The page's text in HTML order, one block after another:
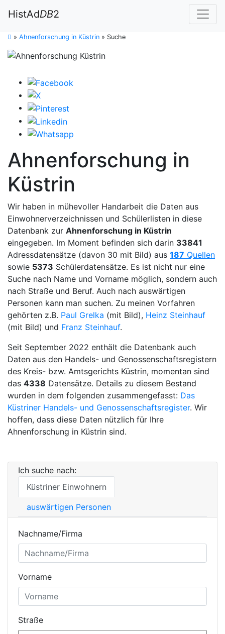
HistAdDB2
» Ahnenforschung in Küstrin » Suche
Ahnenforschung in
Küstrin
Wir haben in mühevoller Handarbeit die Daten aus
Einwohnerverzeichnissen und Schülerlisten in diese
Datenbank zur Ahnenforschung in Küstrin
eingegeben. Im Moment befinden sich darin 33841
Adressdatensätze (davon 30 mit Bild) aus 187 Quellen
sowie 5373 Schülerdatensätze. Es ist nicht nur eine
Suche nach Name und Vorname möglich, sondern auch
nach Straße und Beruf. Auch nach auswärtigen
Personen kann man suchen. Zu meinen Vorfahren
gehörten z.B. Paul Grelka (mit Bild), Heinz Steinhauf
(mit Bild) und Franz Steinhauf.
Seit September 2022 enthält die Datenbank auch
Daten aus den Handels- und Genossenschaftsregistern
des Kreis- bzw. Amtsgerichts Küstrin, momentan sind
das 4338 Datensätze. Details zu diesem Bestand
wurden in dem folgenden zusammengefasst: Das
Küstriner Handels- und Genossenschaftsregister. Wir
hoffen, dass diese Daten nützlich für Ihre
Ahnenforschung in Küstrin sind.
Ich suche nach:
Küstriner Einwohnern
auswärtigen Personen
Nachname/Firma
Vorname
Straße